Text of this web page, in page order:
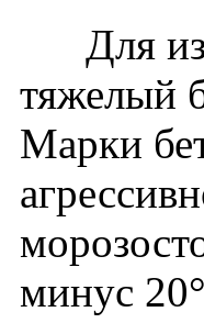
Для
тяжелый
Марки
минус